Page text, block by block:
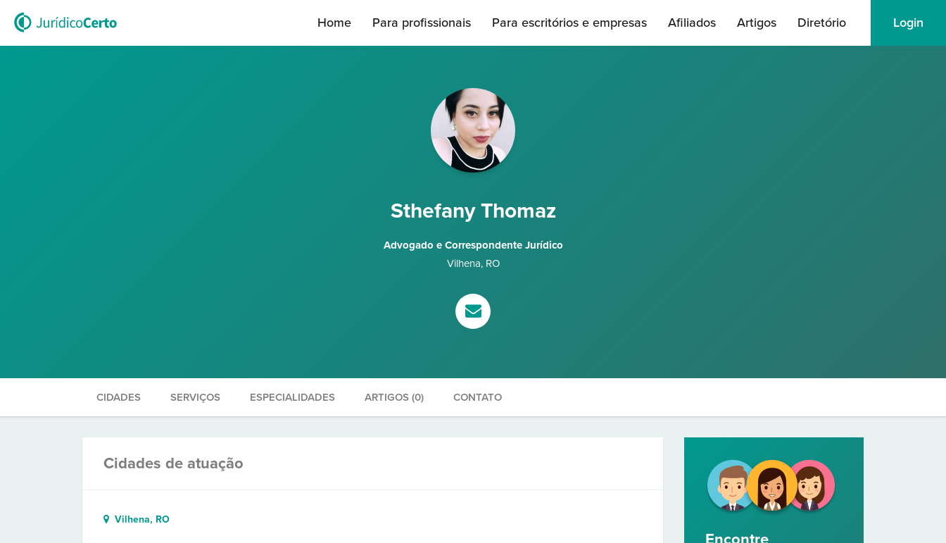
Home Para profissionais Para escritórios e empresas Afiliados Artigos Diretório Login
Sthefany Thomaz
Advogado e Correspondente Jurídico
Vilhena, RO
CIDADES SERVIÇOS ESPECIALIDADES ARTIGOS (0) CONTATO
Cidades de atuação
Vilhena, RO